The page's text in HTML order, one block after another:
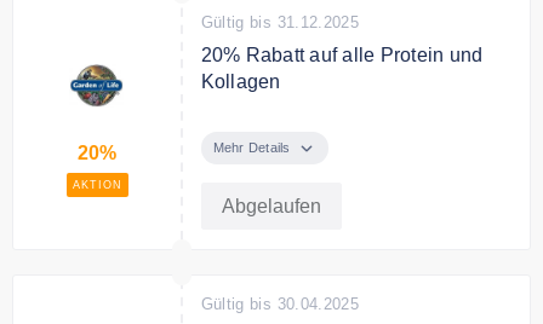
20%
AKTION
Gültig bis 31.12.2025
20% Rabatt auf alle Protein und
Kollagen
und Kollagen
Mehr Details
Abgelaufen
Gültig bis 30.04.2025